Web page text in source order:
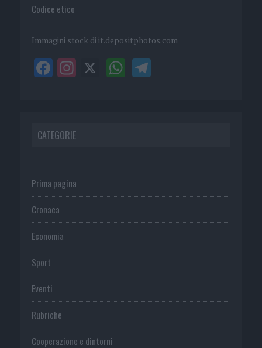
Codice etico
Immagini stock di it.depositphotos.com
CATEGORIE
Prima pagina
Cronaca
Economia
Sport
Eventi
Rubriche
Cooperazione e dintorni